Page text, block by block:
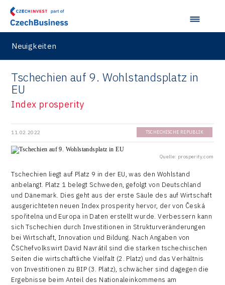
Neuigkeiten
Tschechien auf 9. Wohlstandsplatz in
EU
Index prosperity
11.02.2022 TSCHECHISCHE REPUBLIK
Quelle: prosperity.com
Tschechien liegt auf Platz 9 in der EU, was den Wohlstand
anbelangt. Platz 1 belegt Schweden, gefolgt von Deutschland
und Dänemark. Dies geht aus der erste Säule des auf Wirtschaft
ausgerichteten neuen Index prosperity hervor, der von Česká
spořitelna und Europa in Daten erstellt wurde. Verbessern kann
sich Tschechien durch Investitionen in Strukturveränderungen
bei Wirtschaft, Innovation und Bildung. Nach Angaben von
ČSChefvolkswirt David Navrátil sind die starken tschechischen
Seiten die wirtschaftliche Vielfalt (2. Platz) und das Verhältnis
von Investitionen zu BIP (3. Platz), schwächer sind dagegen die
Ergebnisse beim Anteil des Nationaleinkommens am